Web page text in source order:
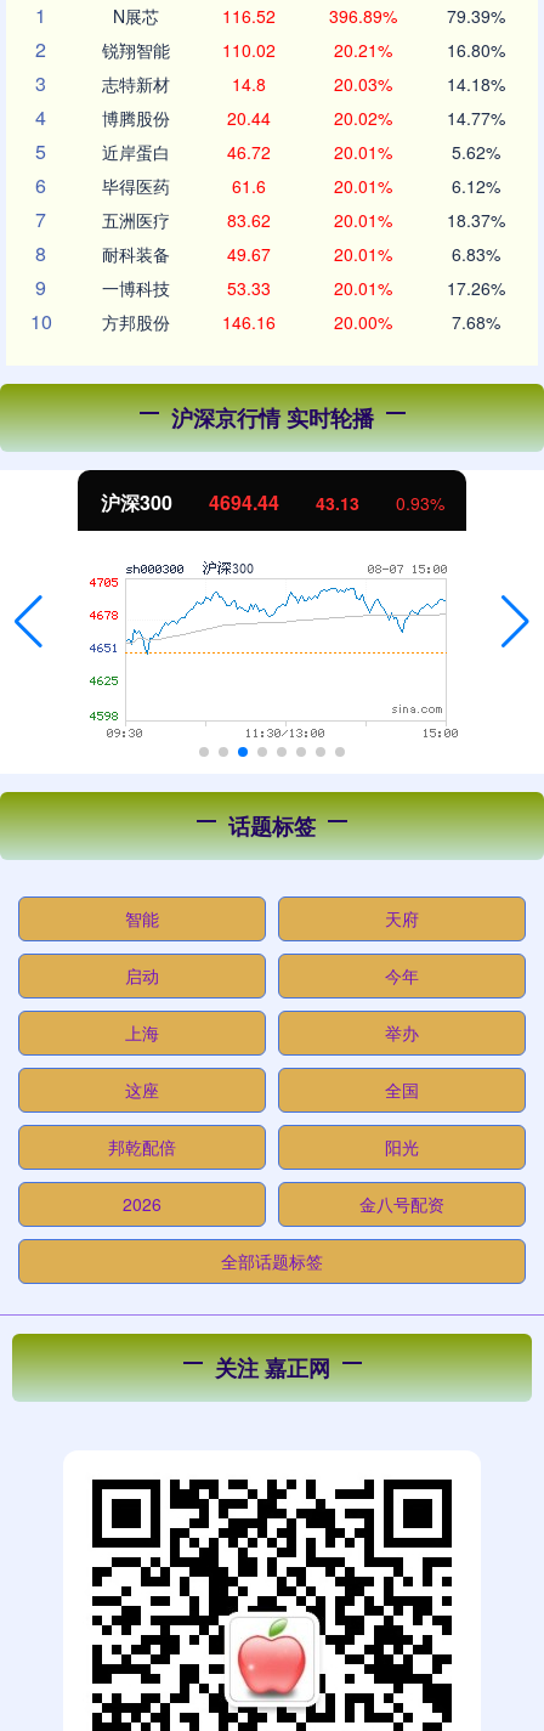
1
N展芯 116.52 396.89% 79.39%
2 锐翔智能 110.02 20.21% 16.80%
3 志特新材 14.8 20.03% 14.18%
4 博腾股份 20.44 20.02% 14.77%
5 近岸蛋白 46.72 20.01% 5.62%
6 毕得医药 61.6 20.01% 6.12%
7 五洲医疗 83.62 20.01% 18.37%
8 耐科装备 49.67 20.01% 6.83%
9 一博科技 53.33 20.01% 17.26%
10 方邦股份 146.16 20.00% 7.68%
沪深京行情 实时轮播
北证50 1134.24 11.37
话题标签
智能 天府
启动 今年
上海 举办
这座 全国
邦乾配倍 阳光
2026 金八号配资
全部话题标签
关注 嘉正网